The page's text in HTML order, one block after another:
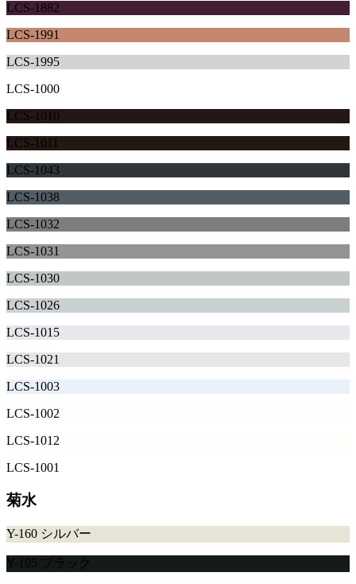
LCS-1882
LCS-1991
LCS-1995
LCS-1000
LCS-1010
LCS-1011
LCS-1043
LCS-1038
LCS-1032
LCS-1031
LCS-1030
LCS-1026
LCS-1015
LCS-1021
LCS-1003
LCS-1002
LCS-1012
LCS-1001
菊水
Y-160 シルバー
Y-105 ブラック